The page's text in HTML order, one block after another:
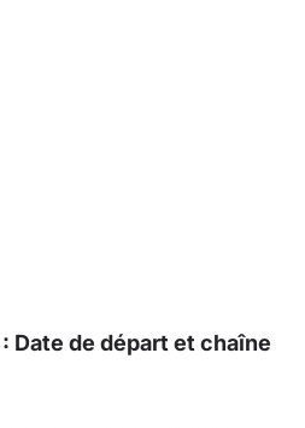
Date de départ et chaîne